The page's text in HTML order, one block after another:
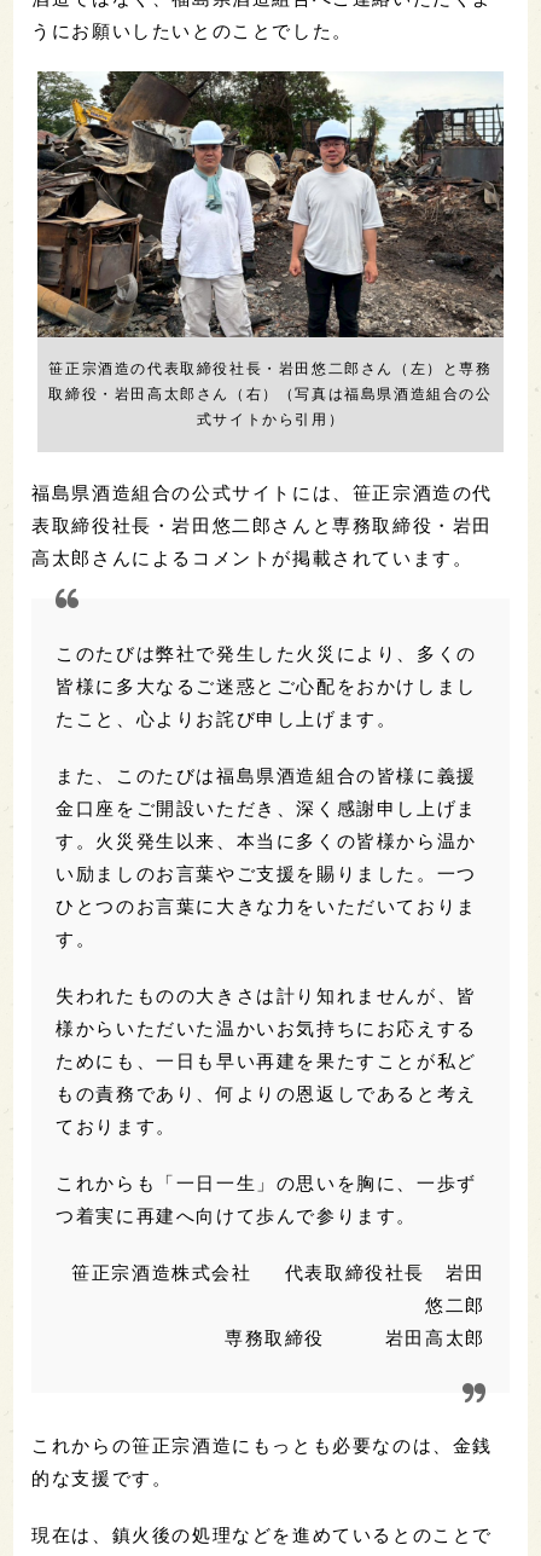
うにお願いしたいとのことでした。
笹正宗酒造の代表取締役社長・岩田悠二郎さん（左）と専務
取締役・岩田高太郎さん（右）（写真は福島県酒造組合の公
式サイトから引用）
福島県酒造組合の公式サイトには、笹正宗酒造の代
表取締役社長・岩田悠二郎さんと専務取締役・岩田
高太郎さんによるコメントが掲載されています。
このたびは弊社で発生した火災により、多くの
皆様に多大なるご迷惑とご心配をおかけしまし
たこと、心よりお詫び申し上げます。
また、このたびは福島県酒造組合の皆様に義援
金口座をご開設いただき、深く感謝申し上げま
す。火災発生以来、本当に多くの皆様から温か
い励ましのお言葉やご支援を賜りました。一つ
ひとつのお言葉に大きな力をいただいておりま
す。
失われたものの大きさは計り知れませんが、皆
様からいただいた温かいお気持ちにお応えする
ためにも、一日も早い再建を果たすことが私ど
もの責務であり、何よりの恩返しであると考え
ております。
これからも「一日一生」の思いを胸に、一歩ず
つ着実に再建へ向けて歩んで参ります。
笹正宗酒造株式会社 代表取締役社長 岩田
悠二郎
専務取締役 岩田高太郎
これからの笹正宗酒造にもっとも必要なのは、金銭
的な支援です。
現在は、鎮火後の処理などを進めているとのことで